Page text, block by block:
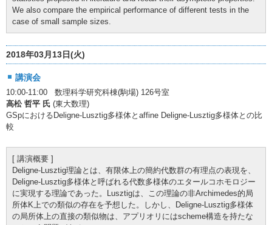
We also compare the empirical performance of different tests in the
case of small sample sizes.
2018年03月13日(火)
講演会
10:00-11:00 数理科学研究科棟(駒場) 126号室
高松 哲平 氏 (東大数理)
GSpにおけるDeligne-Lusztig多様体とaffine Deligne-Lusztig多様体との比
較
[ 講演概要 ]
Deligne-Lusztig理論とは、有限体上の簡約代数群の有理点の表現を、
Deligne-Lusztig多様体と呼ばれる代数多様体のエタールコホモロジー
に実現する理論であった。Lusztigは、この理論の非Archimedes的局
所体K上での類似の存在を予想した。しかし、Deligne-Lusztig多様体
の局所体上の直接の類似物は、アプリオリにはscheme構造を持たな